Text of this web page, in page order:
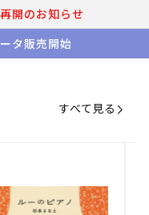
開のお知らせ
タ販売開始
すべて見る